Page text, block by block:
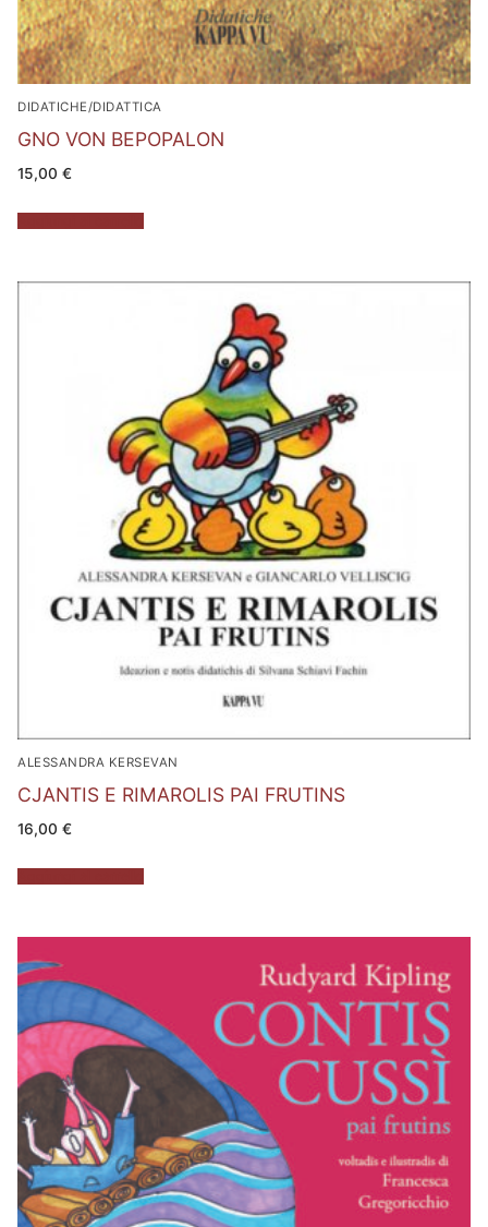
DIDATICHE/DIDATTICA
GNO VON BEPOPALON
15,00 €
ALESSANDRA KERSEVAN
CJANTIS E RIMAROLIS PAI FRUTINS
16,00 €